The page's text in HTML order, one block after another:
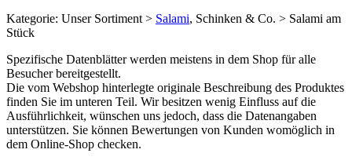
Kategorie: Unser Sortiment > Salami, Schinken & Co. > Salami am
Stück
Spezifische Datenblätter werden meistens in dem Shop für alle
Besucher bereitgestellt.
Die vom Webshop hinterlegte originale Beschreibung des Produktes
finden Sie im unteren Teil. Wir besitzen wenig Einfluss auf die
Ausführlichkeit, wünschen uns jedoch, dass die Datenangaben
unterstützen. Sie können Bewertungen von Kunden womöglich in
dem Online-Shop checken.